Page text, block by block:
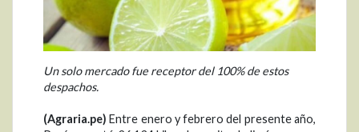
Un solo mercado fue receptor del 100% de estos
despachos.
(Agraria.pe) Entre enero y febrero del presente año,